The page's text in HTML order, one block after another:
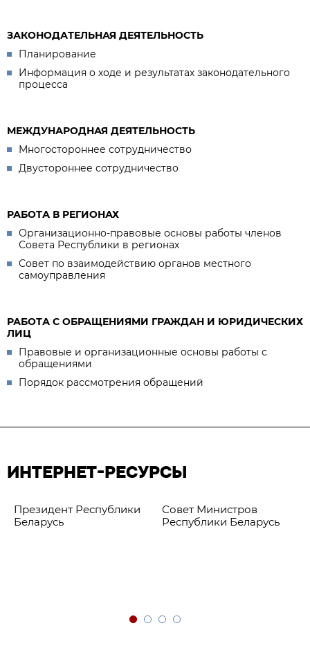
ЗАКОНОДАТЕЛЬНАЯ ДЕЯТЕЛЬНОСТЬ
Планирование
Информация о ходе и результатах законодательного
процесса
МЕЖДУНАРОДНАЯ ДЕЯТЕЛЬНОСТЬ
Многостороннее сотрудничество
Двустороннее сотрудничество
РАБОТА В РЕГИОНАХ
Организационно-правовые основы работы членов
Совета Республики в регионах
Совет по взаимодействию органов местного
самоуправления
РАБОТА С ОБРАЩЕНИЯМИ ГРАЖДАН И ЮРИДИЧЕСКИХ
ЛИЦ
Правовые и организационные основы работы с
обращениями
Порядок рассмотрения обращений
ИНТЕРНЕТ-РЕСУРСЫ
Президент Республики
Беларусь
Совет Министров
Республики Беларусь